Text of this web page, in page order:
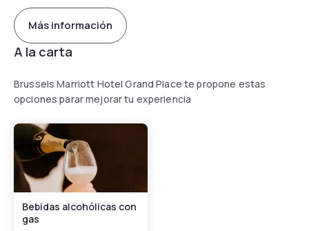
Más información
A la carta
Brussels Marriott Hotel Grand Place te propone estas
opciones parar mejorar tu experiencia
Bebidas alcohólicas con
gas